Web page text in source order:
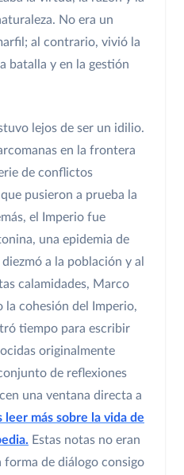
No era un
al contrario, vivió la
batalla y en la gestión
lejos de ser un idilio.
en la frontera
de conflictos
pusieron a prueba la
el Imperio fue
una epidemia de
a la población y al
calamidades, Marco
cohesión del Imperio,
tiempo para escribir
originalmente
de reflexiones
una ventana directa a
leer más sobre la vida de
Estas notas no eran
forma de diálogo consigo